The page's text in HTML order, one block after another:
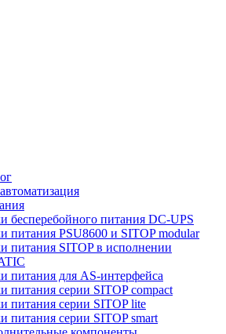
бесперебойного питания DC-UPS
питания PSU8600 и SITOP modular
питания SITOP в исполнении
питания для AS-интерфейса
питания серии SITOP compact
питания серии SITOP lite
питания серии SITOP smart